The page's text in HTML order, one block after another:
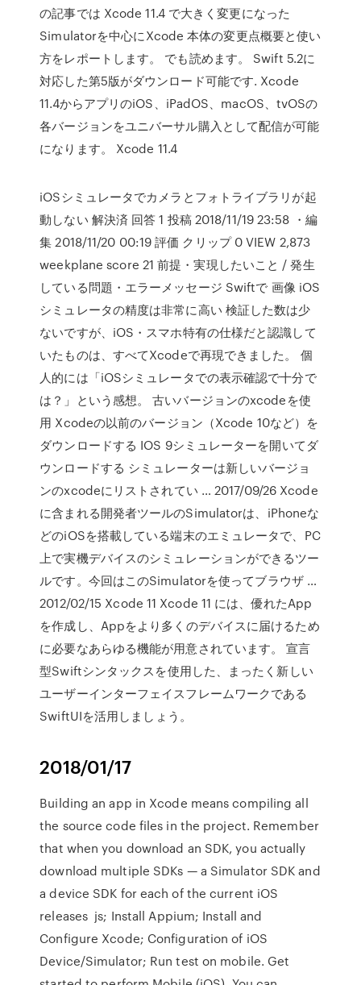
の記事では Xcode 11.4 で大きく変更になった
Simulatorを中心にXcode 本体の変更点概要と使い
方をレポートします。 でも読めます。 Swift 5.2に
対応した第5版がダウンロード可能です. Xcode
11.4からアプリのiOS、iPadOS、macOS、tvOSの
各バージョンをユニバーサル購入として配信が可能
になります。 Xcode 11.4
iOSシミュレータでカメラとフォトライブラリが起
動しない 解決済 回答 1 投稿 2018/11/19 23:58 ・編
集 2018/11/20 00:19 評価 クリップ 0 VIEW 2,873
weekplane score 21 前提・実現したいこと / 発生
している問題・エラーメッセージ Swiftで 画像 iOS
シミュレータの精度は非常に高い 検証した数は少
ないですが、iOS・スマホ特有の仕様だと認識して
いたものは、すべてXcodeで再現できました。 個
人的には「iOSシミュレータでの表示確認で十分で
は？」という感想。 古いバージョンのxcodeを使
用 Xcodeの以前のバージョン（Xcode 10など）を
ダウンロードする IOS 9シミュレーターを開いてダ
ウンロードする シミュレーターは新しいバージョ
ンのxcodeにリストされてい … 2017/09/26 Xcode
に含まれる開発者ツールのSimulatorは、iPhoneな
どのiOSを搭載している端末のエミュレータで、PC
上で実機デバイスのシミュレーションができるツー
ルです。今回はこのSimulatorを使ってブラウザ …
2012/02/15 Xcode 11 Xcode 11 には、優れたApp
を作成し、Appをより多くのデバイスに届けるため
に必要なあらゆる機能が用意されています。 宣言
型Swiftシンタックスを使用した、まったく新しい
ユーザーインターフェイスフレームワークである
SwiftUIを活用しましょう。
2018/01/17
Building an app in Xcode means compiling all
the source code files in the project. Remember
that when you download an SDK, you actually
download multiple SDKs — a Simulator SDK and
a device SDK for each of the current iOS
releases js; Install Appium; Install and
Configure Xcode; Configuration of iOS
Device/Simulator; Run test on mobile. Get